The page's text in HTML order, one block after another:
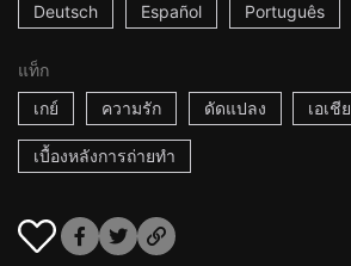
Deutsch Español Português
แท็ก
เกย์
ความรัก ดัดแปลง เอเชีย
เบื้องหลังการถ่ายทำ